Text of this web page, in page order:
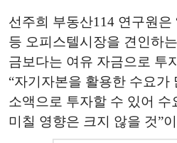
선주희 부동산114 연구원은
등 오피스텔시장을 견인하
금보다는 여유 자금으로 투
“자기자본을 활용한 수요가
소액으로 투자할 수 있어 수
미칠 영향은 크지 않을 것”